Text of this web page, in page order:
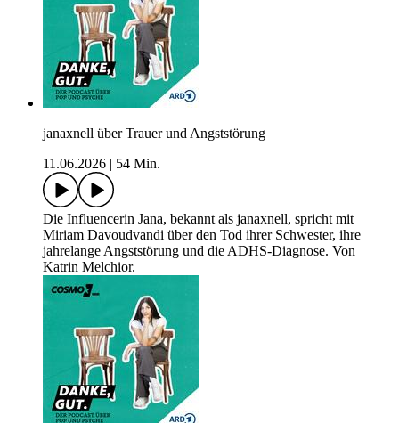
janaxnell über Trauer und Angststörung
11.06.2026
54 Min.
Die Influencerin Jana, bekannt als janaxnell, spricht mit
Miriam Davoudvandi über den Tod ihrer Schwester, ihre
jahrelange Angststörung und die ADHS-Diagnose. Von
Katrin Melchior.